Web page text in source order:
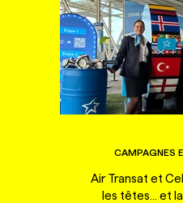
CAMPAGNES
Air Transat et
les têtes... et